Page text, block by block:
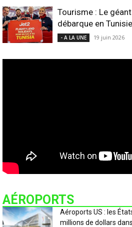
Tourisme : Le
débarque en
- A LA UNE 19 juin 2026
AÉROPORTS
Aéroports US : les
millions de dollars